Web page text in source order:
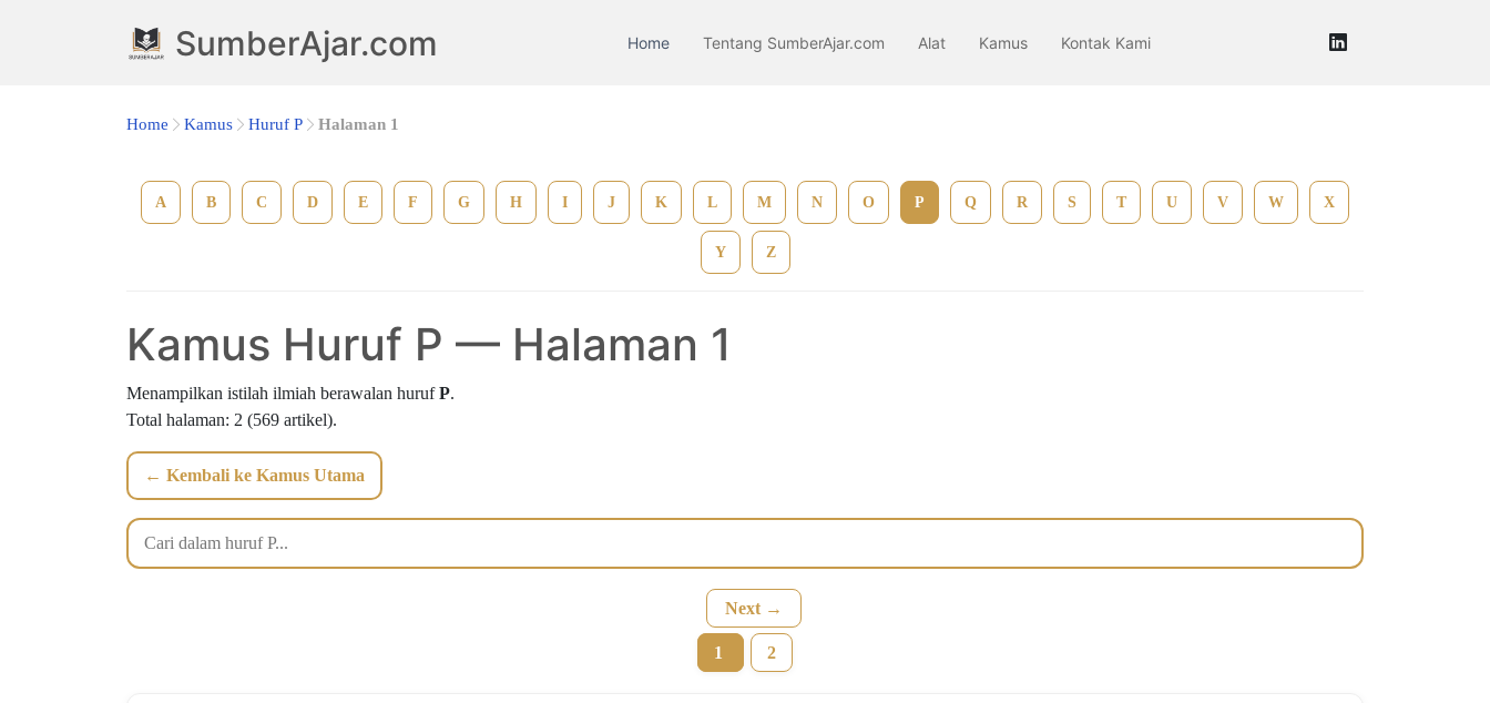
SumberAjar.com Home Tentang SumberAjar.com Alat Kamus Kontak Kami
Home Kamus Huruf P Halaman 1
A B C D E F G H I J K L M N O P Q R S T U V W X
Y Z
Kamus Huruf P — Halaman 1
Menampilkan istilah ilmiah berawalan hurufP.
Total halaman: 2 (569 artikel).
← Kembali ke Kamus Utama
Next →
1 2